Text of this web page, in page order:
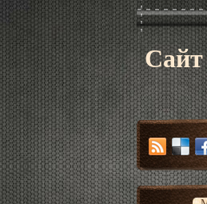
Сайт